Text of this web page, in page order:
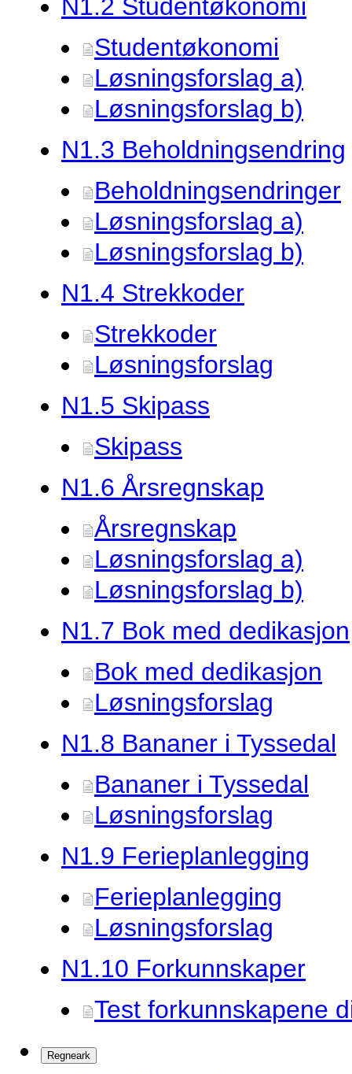
N1.2 Studentøkonomi
Studentøkonomi
Løsningsforslag a)
Løsningsforslag b)
N1.3 Beholdningsendring
Beholdningsendringer
Løsningsforslag a)
Løsningsforslag b)
N1.4 Strekkoder
Strekkoder
Løsningsforslag
N1.5 Skipass
Skipass
N1.6 Årsregnskap
Årsregnskap
Løsningsforslag a)
Løsningsforslag b)
N1.7 Bok med dedikasjon
Bok med dedikasjon
Løsningsforslag
N1.8 Bananer i Tyssedal
Bananer i Tyssedal
Løsningsforslag
N1.9 Ferieplanlegging
Ferieplanlegging
Løsningsforslag
N1.10 Forkunnskaper
Test forkunnskapene
Regneark